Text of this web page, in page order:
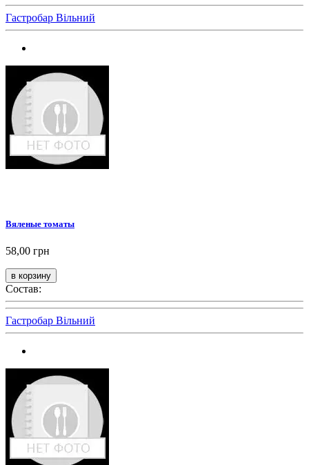
Гастробар Вільний
Вяленые томаты
58,00 грн
Состав:
Гастробар Вільний